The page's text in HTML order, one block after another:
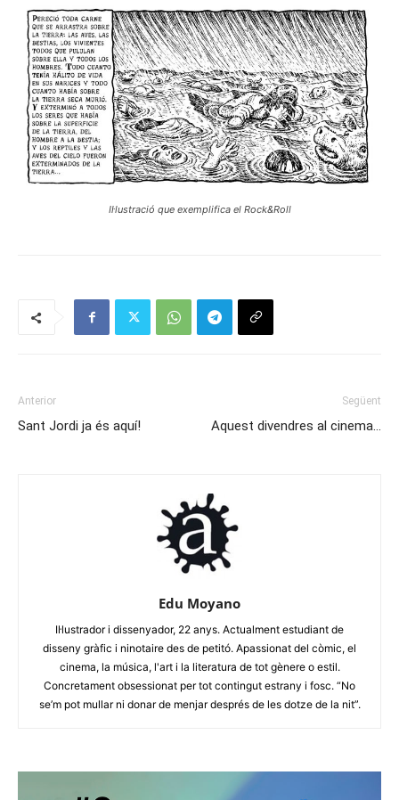
Il·lustració que exemplifica el Rock&Roll
Anterior
Sant Jordi ja és aquí!
Següent
Aquest divendres al cinema…
Edu Moyano
Il·lustrador i dissenyador, 22 anys. Actualment estudiant de
disseny gràfic i ninotaire des de petitó. Apassionat del còmic, el
cinema, la música, l'art i la literatura de tot gènere o estil.
Concretament obsessionat per tot contingut estrany i fosc. “No
se’m pot mullar ni donar de menjar després de les dotze de la nit”.